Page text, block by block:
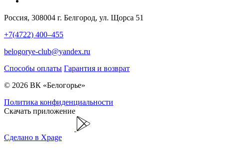
Россия, 308004 г. Белгород, ул. Щорса 51
+7(4722) 400–455
belogorye-club@yandex.ru
Способы оплаты Гарантия и возврат
© 2026 ВК «Белогорье»
Политика конфиденциальности
Скачать приложение
Сделано в Xpage